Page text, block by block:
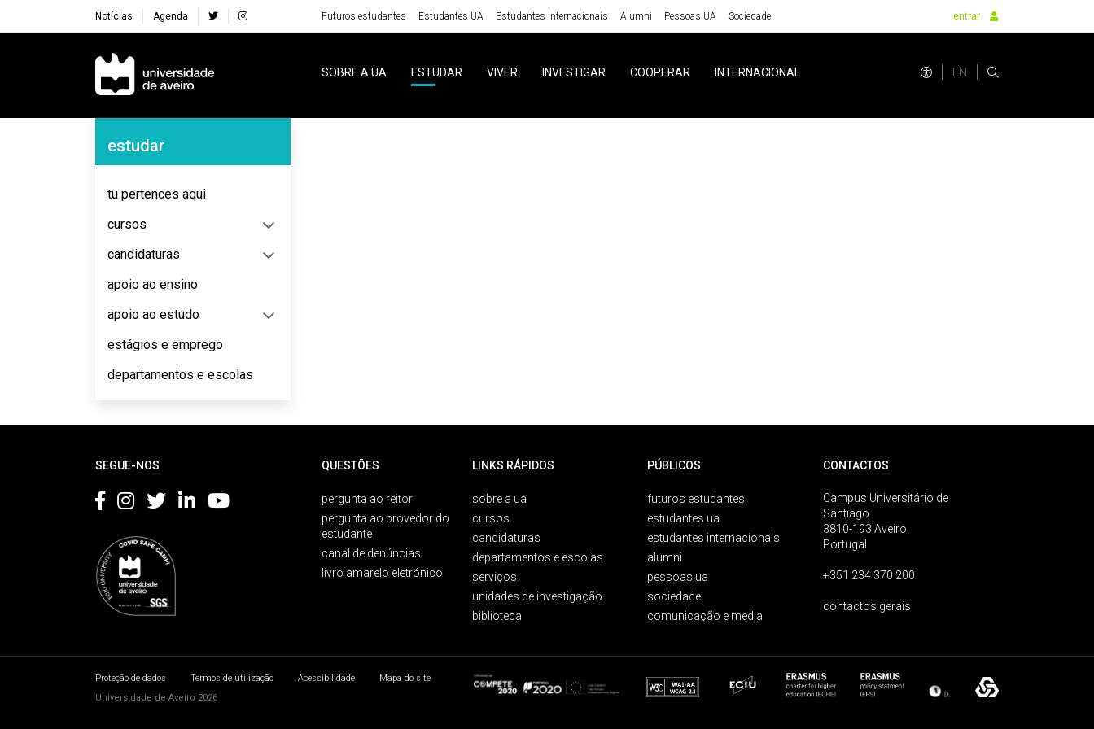
Notícias Agenda Futuros estudantes Estudantes UA Estudantes internacionais Alumni Pessoas UA Sociedade entrar
Navegação Principal
SOBRE A UA ESTUDAR VIVER INVESTIGAR COOPERAR INTERNACIONAL EN
Navegação Lateral
estudar
tu pertences aqui
cursos
candidaturas
apoio ao ensino
apoio ao estudo
estágios e emprego
departamentos e escolas
SEGUE-NOS QUESTÕES
pergunta ao reitor
pergunta ao provedor do
estudante
canal de denúncias
livro amarelo eletrónico
LINKS RÁPIDOS
sobre a ua
cursos
candidaturas
departamentos e escolas
serviços
unidades de investigação
biblioteca
PÚBLICOS
futuros estudantes
estudantes ua
estudantes internacionais
alumni
pessoas ua
sociedade
comunicação e media
CONTACTOS
Campus Universitário de
Santiago
3810-193 Aveiro
Portugal
+351 234 370 200
contactos gerais
Proteção de dados Termos de utilização Acessibilidade
Mapa do site
Universidade de Aveiro 2026